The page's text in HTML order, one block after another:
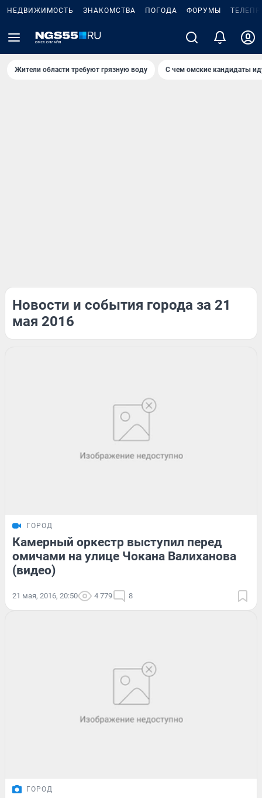
НЕДВИЖИМОСТЬ ЗНАКОМСТВА ПОГОДА ФОРУМЫ
Жители области требуют грязную воду С чем омские кандидаты
Новости и события города за 21
мая 2016
ГОРОД
Камерный оркестр выступил перед
омичами на улице Чокана Валиханова
(видео)
21 мая, 2016, 20:50 4 779 8
ГОРОД